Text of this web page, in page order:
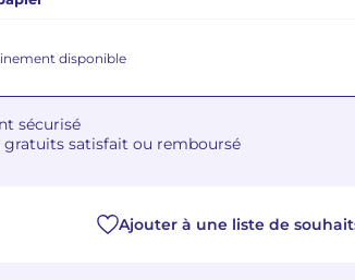
disponible
sécurisé
gratuits satisfait ou remboursé
Ajouter à une liste de